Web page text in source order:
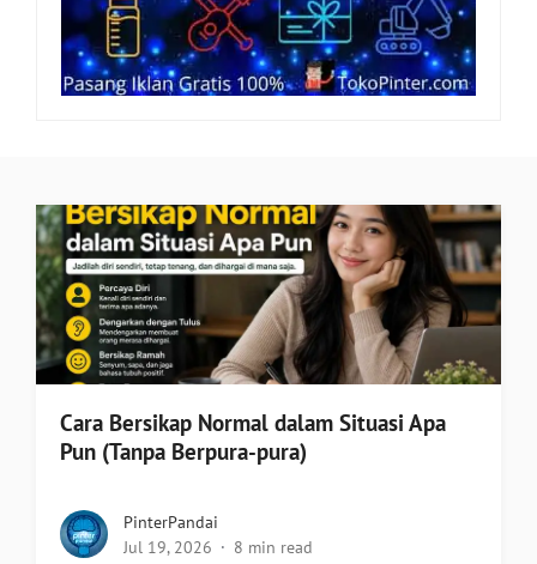
Cara Bersikap Normal dalam Situasi Apa
Pun (Tanpa Berpura-pura)
PinterPandai
Jul 19, 2026
8 min read